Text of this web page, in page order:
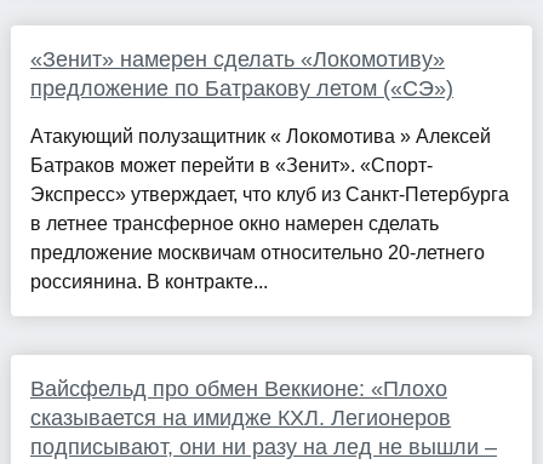
«Зенит» намерен сделать «Локомотиву»
предложение по Батракову летом («СЭ»)
Атакующий полузащитник « Локомотива » Алексей
Батраков может перейти в «Зенит». «Спорт-
Экспресс» утверждает, что клуб из Санкт-Петербурга
в летнее трансферное окно намерен сделать
предложение москвичам относительно 20-летнего
россиянина. В контракте...
Вайсфельд про обмен Веккионе: «Плохо
сказывается на имидже КХЛ. Легионеров
подписывают, они ни разу на лед не вышли –